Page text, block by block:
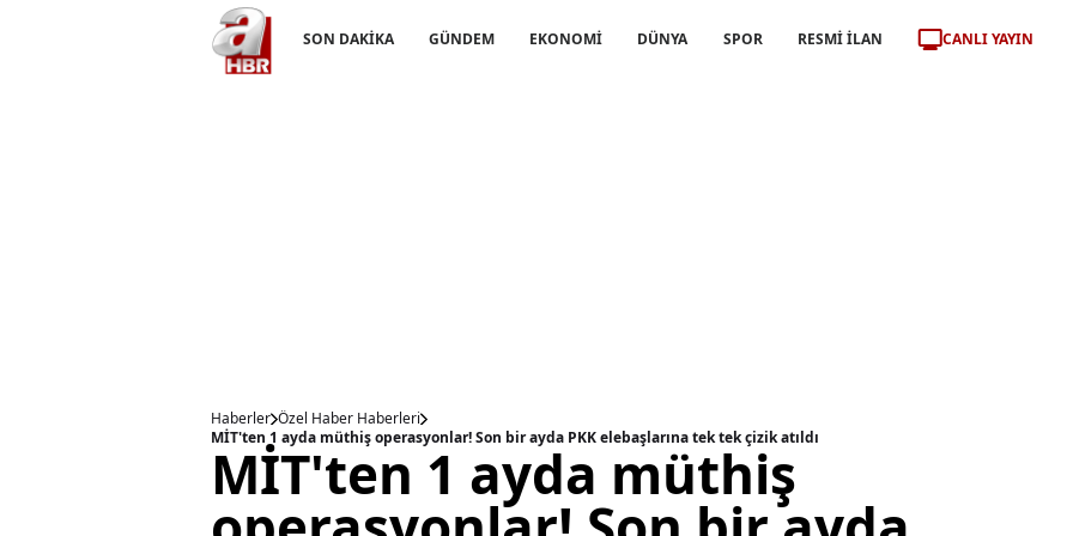
SON DAKİKA GÜNDEM EKONOMİ DÜNYA SPOR RESMİ İLAN CANLI YAYIN
Haberler Özel Haber Haberleri
MİT'ten 1 ayda müthiş operasyonlar! Son bir ayda PKK elebaşlarına tek tek çizik atıldı
MİT'ten 1 ayda müthiş